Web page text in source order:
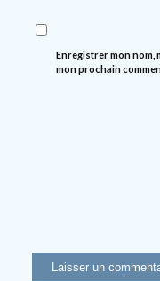
Enregistrer mon nom,
mon prochain